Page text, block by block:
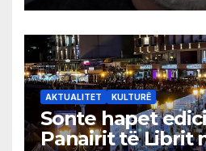
AKTUALITET KULTURË
Sonte hapet
Panairit të Librit